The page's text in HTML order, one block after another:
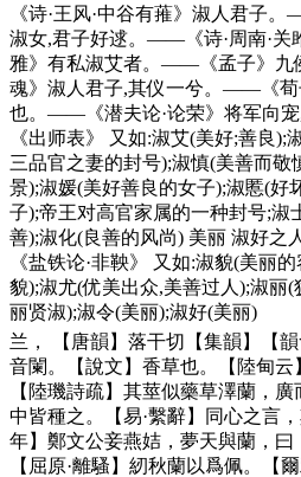
《诗·王风·中谷有蓷》淑人君子
淑女,君子好逑。——《诗·周南·
雅》有私淑艾者。——《孟子》
魂》淑人君子,其仪一兮。——《荀
也。——《潜夫论·论荣》将军向
《出师表》 又如:淑艾(美好;善良);
三品官之妻的封号);淑慎(美善而敬
景);淑媛(美好善良的女子);淑慝(好
子);帝王对高官家属的一种封号;淑
善);淑化(良善的风尚) 美丽 淑好
《盐铁论·非鞅》 又如:淑貌(美丽
貌);淑尤(优美出众,美善过人);淑丽
丽贤淑);淑令(美丽);淑好(美丽)
兰 ， 【唐韻】落干切【集韻】【
音闌。【說文】香草也。【陸甸云
【陸璣詩疏】其莖似藥草澤蘭，
中皆種之。【易·繫辭】同心之言
年】鄭文公妾燕姞，夢天與蘭，曰
【屈原·離騷】紉秋蘭以爲佩。【